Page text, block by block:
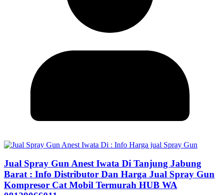
Jual Spray Gun Anest Iwata Di Tanjung Jabung
Barat : Info Distributor Dan Harga Jual Spray Gun
Kompresor Cat Mobil Termurah HUB WA